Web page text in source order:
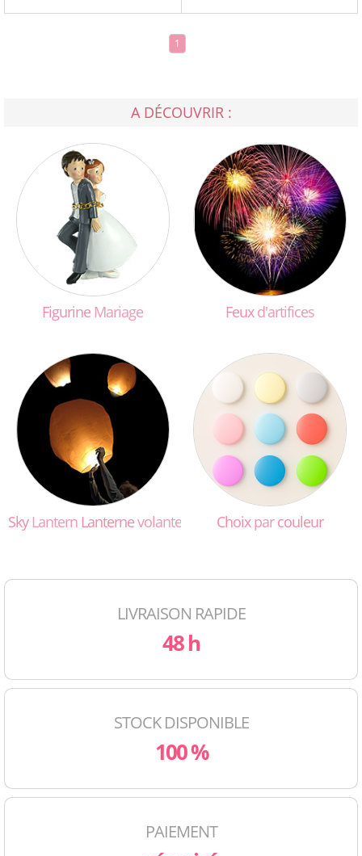
1
A DÉCOUVRIR :
Figurine Mariage Feuxd'artifices
SkyLantern Lanternevolante Choixparcouleur
LIVRAISON RAPIDE
48 h
STOCK DISPONIBLE
100 %
PAIEMENT